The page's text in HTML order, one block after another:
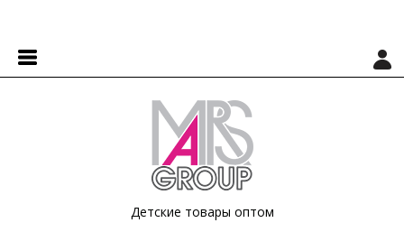
Детские товары оптом